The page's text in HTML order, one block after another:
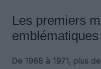
Les premiers
emblématiques
De 1968 à 1971, plus